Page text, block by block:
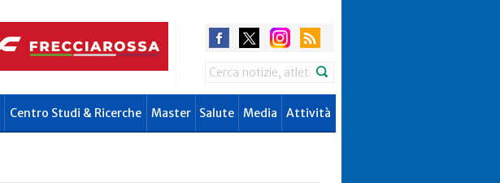
Search
Centro Studi & Ricerche Master Salute Media Attività